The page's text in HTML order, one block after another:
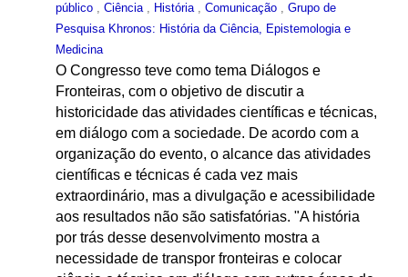
público , Ciência , História , Comunicação , Grupo de
Pesquisa Khronos: História da Ciência, Epistemologia e
Medicina
O Congresso teve como tema Diálogos e
Fronteiras, com o objetivo de discutir a
historicidade das atividades científicas e técnicas,
em diálogo com a sociedade. De acordo com a
organização do evento, o alcance das atividades
científicas e técnicas é cada vez mais
extraordinário, mas a divulgação e acessibilidade
aos resultados não são satisfatórias. "A história
por trás desse desenvolvimento mostra a
necessidade de transpor fronteiras e colocar